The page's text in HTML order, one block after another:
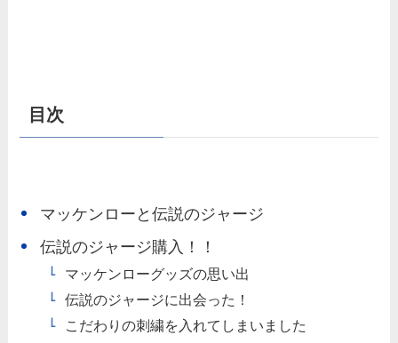
目次
マッケンローと伝説のジャージ
伝説のジャージ購入！！
マッケンローグッズの思い出
伝説のジャージに出会った！
こだわりの刺繍を入れてしまいました